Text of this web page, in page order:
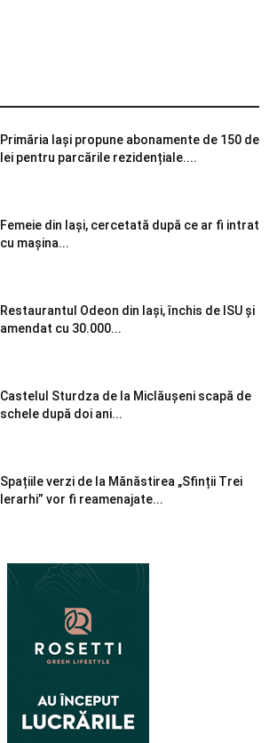
Primăria Iași propune abonamente de 150 de
lei pentru parcările rezidențiale....
Femeie din Iași, cercetată după ce ar fi intrat
cu mașina...
Restaurantul Odeon din Iași, închis de ISU și
amendat cu 30.000...
Castelul Sturdza de la Miclăușeni scapă de
schele după doi ani...
Spațiile verzi de la Mănăstirea „Sfinții Trei
Ierarhi” vor fi reamenajate...